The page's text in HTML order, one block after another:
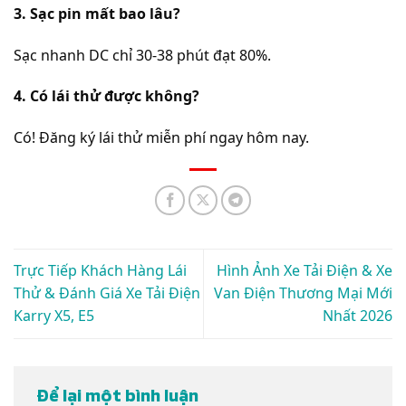
3. Sạc pin mất bao lâu?
Sạc nhanh DC chỉ 30-38 phút đạt 80%.
4. Có lái thử được không?
Có! Đăng ký lái thử miễn phí ngay hôm nay.
Trực Tiếp Khách Hàng Lái
Thử & Đánh Giá Xe Tải Điện
Karry X5, E5
Hình Ảnh Xe Tải Điện & Xe
Van Điện Thương Mại Mới
Nhất 2026
Để lại một bình luận